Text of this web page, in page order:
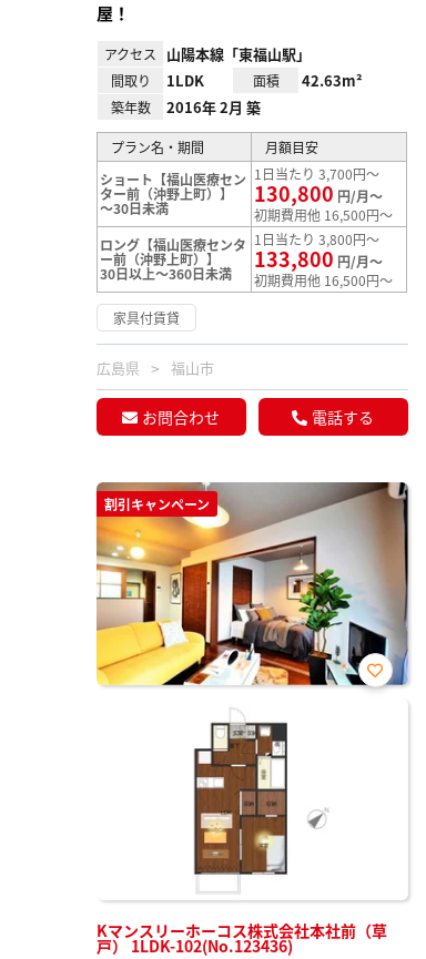
屋！
アクセス 山陽本線「東福山駅」
間取り 1LDK 面積 42.63m²
築年数 2016年 2月 築
プラン名・期間
月額目安
ショート【福山医療セン
ター前（沖野上町）】
～30日未満
1日当たり 3,700円～
130,800 円/月～
初期費用他 16,500円～
ロング【福山医療センタ
ー前（沖野上町）】
30日以上～360日未満
1日当たり 3,800円～
133,800 円/月～
初期費用他 16,500円～
家具付賃貸
広島県 福山市
お問合わせ 電話する
割引キャンペーン
Kマンスリーホーコス株式会社本社前（草
戸） 1LDK-102(No.123436)
お気